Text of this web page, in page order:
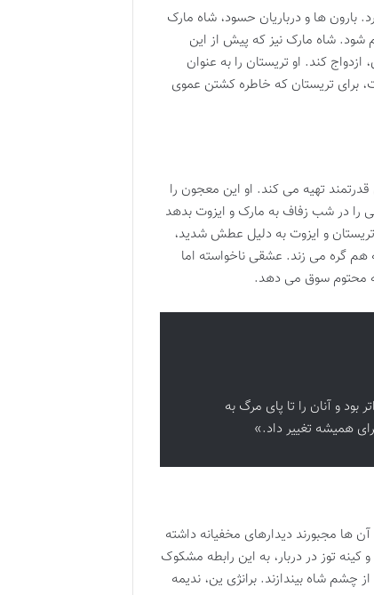
بارون ها و درباریان حسود، شاه مارک
شود. شاه مارک نیز که پیش از این
کند. او تریستان را به عنوان
برای تریستان که خاطره کشتن عموی
تهیه می کند. او این معجون را
را در شب زفاف به مارک و ایزوت بدهد
تریستان و ایزوت به دلیل عطش شدید،
گره می زند. عشقی ناخواسته اما
محتوم سوق می دهد.
و آنان را تا پای مرگ به
همیشه تغییر داد.»
ها مجبورند دیدارهای مخفیانه داشته
کینه توز در دربار، به این رابطه مشکوک
چشم شاه بیندازند. برانژی ین، ندیمه